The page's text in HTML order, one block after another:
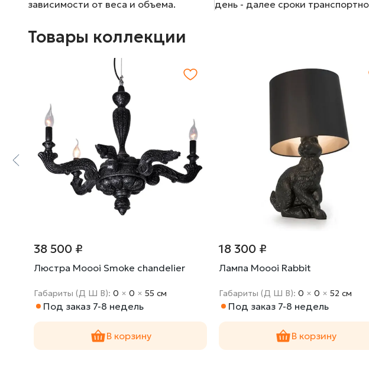
зависимости от веса и объема.
день - далее сроки
Товары коллекции
38 500 ₽
Люстра Moooi Smoke chandelier
Габариты (Д Ш В):0 ×0 ×55 cм
Под заказ 7-8 недель
В корзину
18 300 ₽
Лампа Moooi Rabbit
Габариты (Д Ш В):0 ×0 ×52 cм
Под заказ 7-8 недель
В корзину